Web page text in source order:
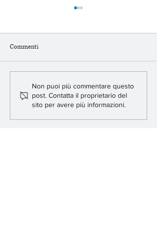
Confermata l’assoluzione in
appello per l’ex rettore della
Statale, prof. Elio Franzini,
difeso dall’avv. Paolo Tosoni.
Commenti
Non puoi più commentare questo
post. Contatta il proprietario del
sito per avere più informazioni.